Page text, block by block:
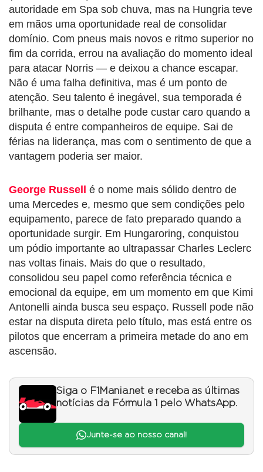
autoridade em Spa sob chuva, mas na Hungria teve
em mãos uma oportunidade real de consolidar
domínio. Com pneus mais novos e ritmo superior no
fim da corrida, errou na avaliação do momento ideal
para atacar Norris — e deixou a chance escapar.
Não é uma falha definitiva, mas é um ponto de
atenção. Seu talento é inegável, sua temporada é
brilhante, mas o detalhe pode custar caro quando a
disputa é entre companheiros de equipe. Sai de
férias na liderança, mas com o sentimento de que a
vantagem poderia ser maior.
George Russell é o nome mais sólido dentro de
uma Mercedes e, mesmo que sem condições pelo
equipamento, parece de fato preparado quando a
oportunidade surgir. Em Hungaroring, conquistou
um pódio importante ao ultrapassar Charles Leclerc
nas voltas finais. Mais do que o resultado,
consolidou seu papel como referência técnica e
emocional da equipe, em um momento em que Kimi
Antonelli ainda busca seu espaço. Russell pode não
estar na disputa direta pelo título, mas está entre os
pilotos que encerram a primeira metade do ano em
ascensão.
Siga o F1Mania.net e receba as últimas
notícias da Fórmula 1 pelo WhatsApp.
Junte-se ao nosso canal!